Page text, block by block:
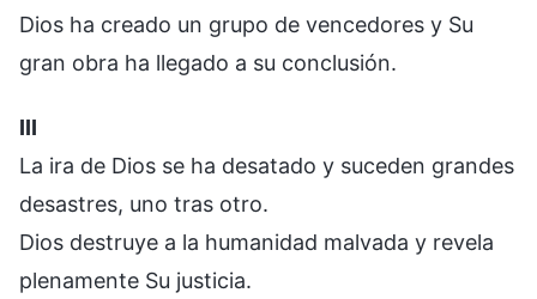
Dios ha creado un grupo de vencedores y Su
gran obra ha llegado a su conclusión.
III
La ira de Dios se ha desatado y suceden grandes
desastres, uno tras otro.
Dios destruye a la humanidad malvada y revela
plenamente Su justicia.